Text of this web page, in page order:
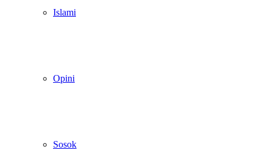
Islami
Opini
Sosok